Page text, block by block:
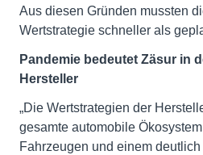
Aus diesen Gründen mussten
Wertstrategie schneller als
Pandemie bedeutet Zäsur in
Hersteller
„Die Wertstrategien der
gesamte automobile
Fahrzeugen und einem